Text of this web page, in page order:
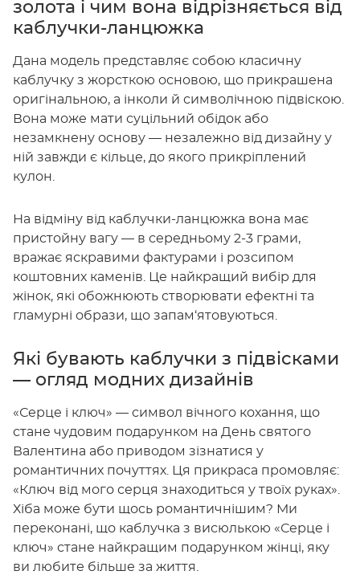
золота і чим вона відрізняється від
каблучки-ланцюжка
Дана модель представляє собою класичну
каблучку з жорсткою основою, що прикрашена
оригінальною, а інколи й символічною підвіскою.
Вона може мати суцільний обідок або
незамкнену основу — незалежно від дизайну у
ній завжди є кільце, до якого прикріплений
кулон.
На відміну від каблучки-ланцюжка вона має
пристойну вагу — в середньому 2-3 грами,
вражає яскравими фактурами і розсипом
коштовних каменів. Це найкращий вибір для
жінок, які обожнюють створювати ефектні та
гламурні образи, що запам‘ятовуються.
Які бувають каблучки з підвісками
— огляд модних дизайнів
«Серце і ключ» — символ вічного кохання, що
стане чудовим подарунком на День святого
Валентина або приводом зізнатися у
романтичних почуттях. Ця прикраса промовляє:
«Ключ від мого серця знаходиться у твоїх руках».
Хіба може бути щось романтичнішим? Ми
переконані, що каблучка з висюлькою «Серце і
ключ» стане найкращим подарунком жінці, яку
ви любите більше за життя.